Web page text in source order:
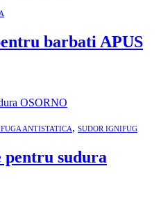
barbati APUS
ANTISTATICA, SUDOR IGNIFUG
pentru sudura